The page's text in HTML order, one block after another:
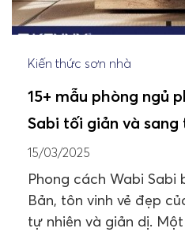
Kiến thức sơn nhà
15+ mẫu phòng ngủ
Sabi tối giản và sang
15/03/2025
Phong cách Wabi
Bản, tôn vinh vẻ đẹp
tự nhiên và giản dị.